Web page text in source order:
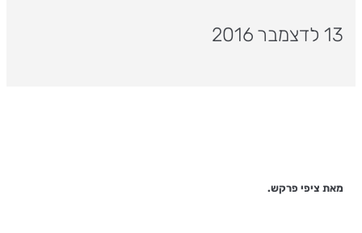
13 לדצמבר 2016
מאת ציפי פרקש.